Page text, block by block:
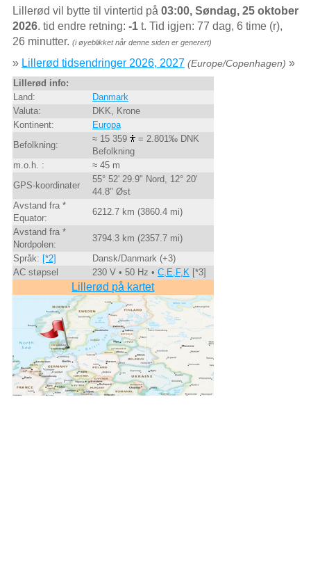
Lillerød vil bytte til vintertid på 03:00, Søndag, 25 oktober
2026. tid endre retning: -1t. Tid igjen: 77 dag, 6 time (r),
26 minutter. (i øyeblikket når denne siden er generert)
» Lillerød tidsendringer 2026, 2027 (Europe/Copenhagen) »
Lillerød info:
Land:
Danmark
Valuta:
DKK, Krone
Kontinent:
Europa
Befolkning:
≈ 15 359
= 2.801‰ DNK
Befolkning
m.o.h. :
≈ 45 m
GPS-koordinater
55° 52' 29.9" Nord, 12° 20'
44.8" Øst
Avstand fra *
Equator:
6212.7 km (3860.4 mi)
Avstand fra *
Nordpolen:
3794.3 km (2357.7 mi)
Språk: [*2]
Dansk/Danmark (+3)
AC støpsel
230 V • 50 Hz • C,E,F,K[*3]
Lillerød på kartet